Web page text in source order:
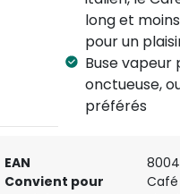
Start et nos
au +33 1 76 39
long et
pour un
Buse vapeur
onctueuse,
préférés
EAN
Convient pour